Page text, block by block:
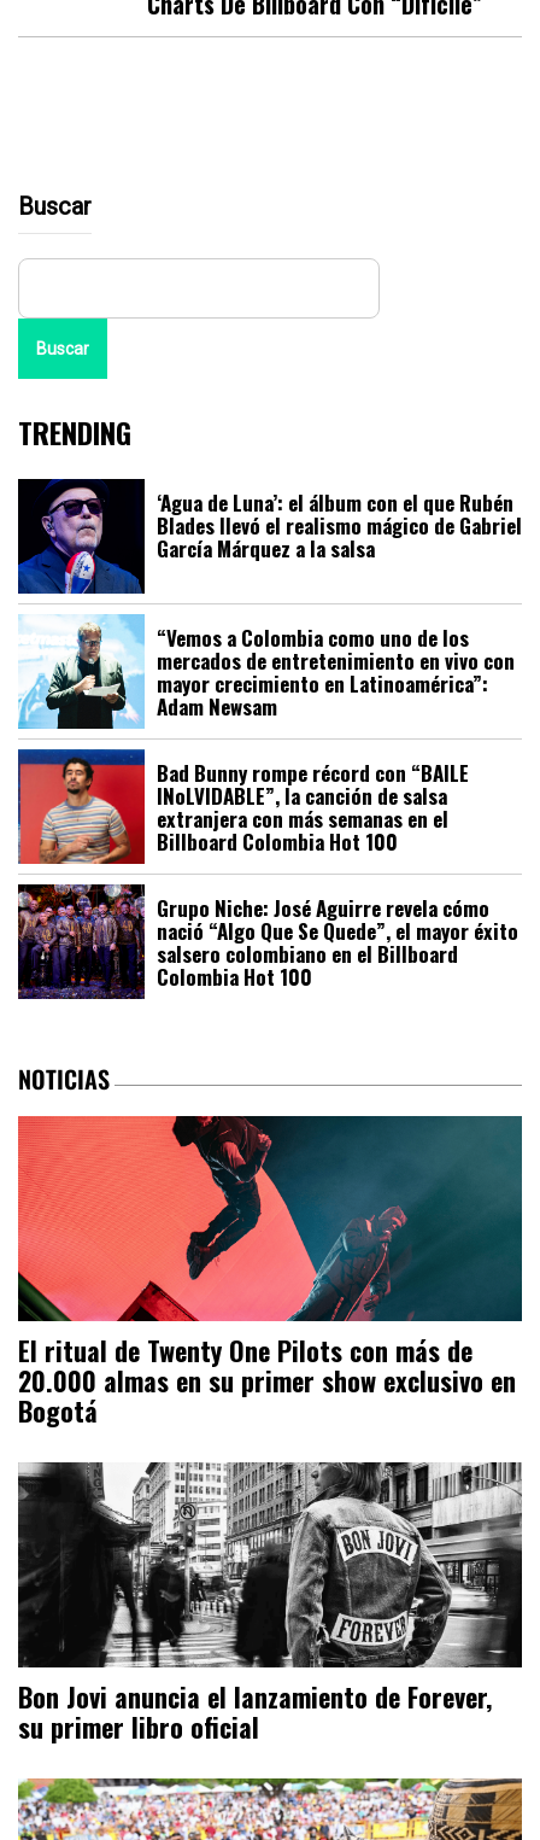
Buscar
Buscar
TRENDING
‘Agua de Luna’: el álbum con el que Rubén
Blades llevó el realismo mágico de Gabriel
García Márquez a la salsa
“Vemos a Colombia como uno de los
mercados de entretenimiento en vivo con
mayor crecimiento en Latinoamérica”:
Adam Newsam
Bad Bunny rompe récord con “BAILE
INoLVIDABLE”, la canción de salsa
extranjera con más semanas en el
Billboard Colombia Hot 100
Grupo Niche: José Aguirre revela cómo
nació “Algo Que Se Quede”, el mayor éxito
salsero colombiano en el Billboard
Colombia Hot 100
NOTICIAS
El ritual de Twenty One Pilots con más de
20.000 almas en su primer show exclusivo en
Bogotá
Bon Jovi anuncia el lanzamiento de Forever,
su primer libro oficial